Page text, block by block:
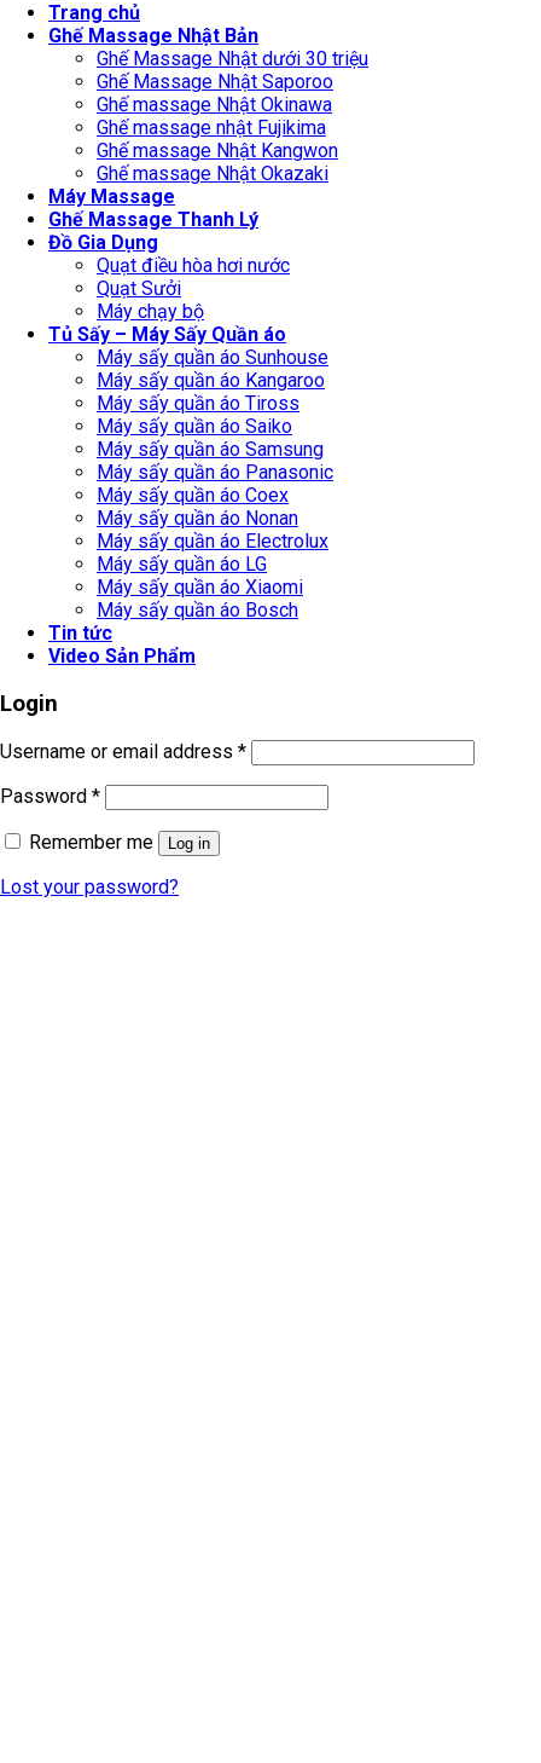
Trang chủ
Ghế Massage Nhật Bản
Ghế Massage Nhật dưới 30 triệu
Ghế Massage Nhật Saporoo
Ghế massage Nhật Okinawa
Ghế massage nhật Fujikima
Ghế massage Nhật Kangwon
Ghế massage Nhật Okazaki
Máy Massage
Ghế Massage Thanh Lý
Đồ Gia Dụng
Quạt điều hòa hơi nước
Quạt Sưởi
Máy chạy bộ
Tủ Sấy – Máy Sấy Quần áo
Máy sấy quần áo Sunhouse
Máy sấy quần áo Kangaroo
Máy sấy quần áo Tiross
Máy sấy quần áo Saiko
Máy sấy quần áo Samsung
Máy sấy quần áo Panasonic
Máy sấy quần áo Coex
Máy sấy quần áo Nonan
Máy sấy quần áo Electrolux
Máy sấy quần áo LG
Máy sấy quần áo Xiaomi
Máy sấy quần áo Bosch
Tin tức
Video Sản Phẩm
Login
Username or email address *
Password *
Remember me
Log in
Lost your password?